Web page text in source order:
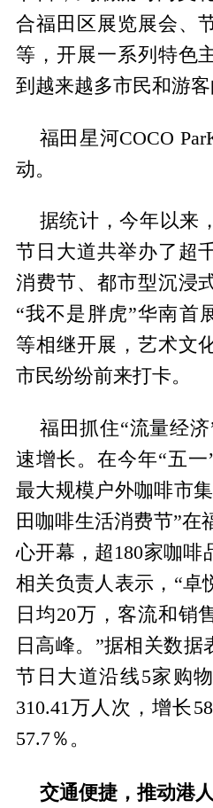
合福田区展览展会、
等，开展一系列特色
到越来越多市民和游客
福田星河COCO
动。
据统计，今年以来
节日大道共举办了超
消费节、都市型沉浸
“我不是胖虎”华南首
等相继开展，艺术文
市民纷纷前来打卡。
福田抓住“流量经
速增长。在今年“五一
最大规模户外咖啡市
田咖啡生活消费节”在
心开幕，超180家咖啡
相关负责人表示，“卓
日均20万，客流和销
日高峰。”据相关数据
节日大道沿线5家购
310.41万人次，增长
57.7％。
交通便捷，推动港